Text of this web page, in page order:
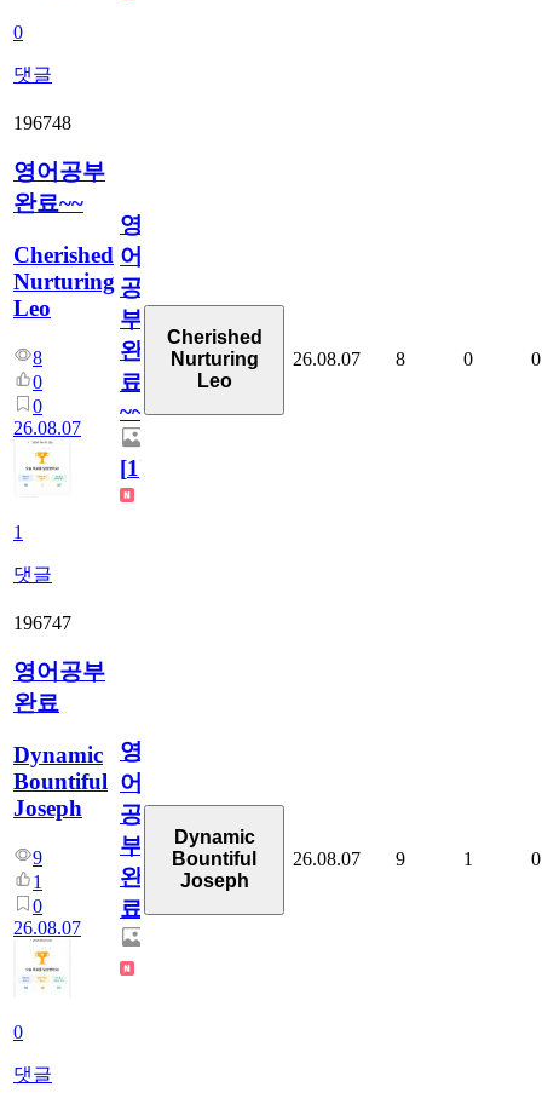
0
댓글
196748
영어공부
완료~~
Cherished
Nurturing
Leo
8
0
0
26.08.07
1
댓글
영
어
공
부
완
료
~~
[1]
Cherished
Nurturing
Leo
26.08.07 8 0 0
196747
영어공부
완료
Dynamic
Bountiful
Joseph
9
1
0
26.08.07
0
댓글
영
어
공
부
완
료
Dynamic
Bountiful
Joseph
26.08.07 9 1 0